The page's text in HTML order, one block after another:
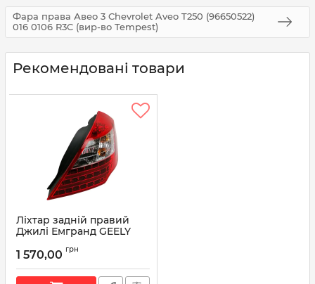
Фара права Авео 3 Chevrolet Aveo T250 (96650522)
016 0106 R3C (вир-во Tempest)
Рекомендовані товари
Ліхтар задній правий
Джилі Емгранд GEELY
024 9173 F2C (вир-во
Артикул: 024 9173 F2C
1 570,00 грн